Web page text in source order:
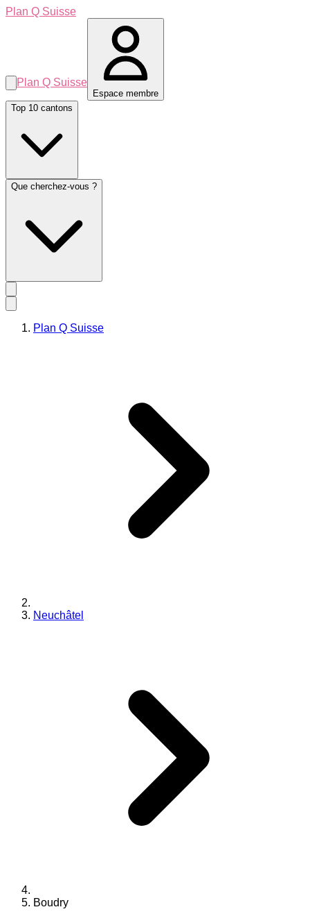
Plan Q Suisse
Plan Q Suisse
Espace membre
Top 10 cantons
Que cherchez-vous ?
Plan Q Suisse
Neuchâtel
Boudry